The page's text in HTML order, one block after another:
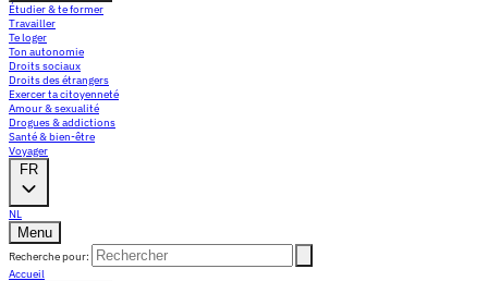
Étudier & te former
Travailler
Te loger
Ton autonomie
Droits sociaux
Droits des étrangers
Exercer ta citoyenneté
Amour & sexualité
Drogues & addictions
Santé & bien-être
Voyager
FR
NL
Menu
Recherche pour:
Accueil